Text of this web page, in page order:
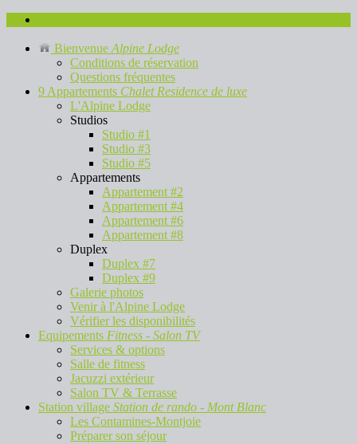
Bienvenue Alpine Lodge
Conditions de réservation
Questions fréquentes
9 Appartements Chalet Residence de luxe
L'Alpine Lodge
Studios
Studio #1
Studio #3
Studio #5
Appartements
Appartement #2
Appartement #4
Appartement #6
Appartement #8
Duplex
Duplex #7
Duplex #9
Galerie photos
Venir à l'Alpine Lodge
Vérifier les disponibilités
Equipements Fitness - Salon TV
Services & options
Salle de fitness
Jacuzzi extérieur
Salon TV & Terrasse
Station village Station de rando - Mont Blanc
Les Contamines-Montjoie
Préparer son séjour